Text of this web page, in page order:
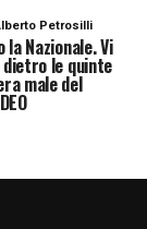
Petrosilli
Nazionale. Vi
dietro le quinte
male del